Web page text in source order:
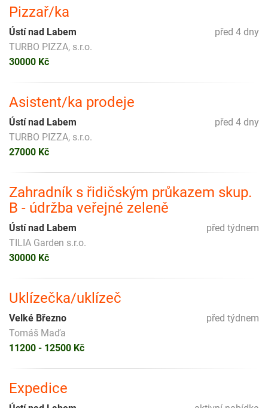
Pizzař/ka
před 4 dny
Ústí nad Labem
TURBO PIZZA, s.r.o.
30000 Kč
Asistent/ka prodeje
před 4 dny
Ústí nad Labem
TURBO PIZZA, s.r.o.
27000 Kč
Zahradník s řidičským průkazem skup.
B - údržba veřejné zeleně
před týdnem
Ústí nad Labem
TILIA Garden s.r.o.
30000 Kč
Uklízečka/uklízeč
před týdnem
Velké Březno
Tomáš Maďa
11200 - 12500 Kč
Expedice